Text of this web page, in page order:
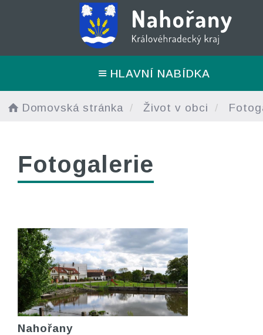
HLAVNÍ NABÍDKA
Domovská stránka Život v obci
Fotogalerie
Nahořany